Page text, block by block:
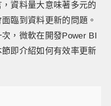
資料量大意味著多元的
臨到資料更新的問題。
，微軟在開發Power BI
即介紹如何有效率更新